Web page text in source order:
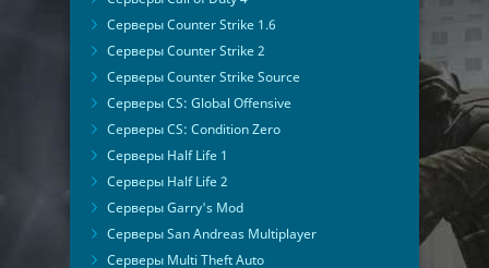
Серверы Counter Strike 1.6
Серверы Counter Strike 2
Серверы Counter Strike Source
Серверы CS: Global Offensive
Серверы CS: Condition Zero
Серверы Half Life 1
Серверы Half Life 2
Серверы Garry's Mod
Серверы San Andreas Multiplayer
Серверы Multi Theft Auto